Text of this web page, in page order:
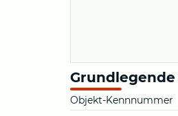
Objekt-Kennnummer